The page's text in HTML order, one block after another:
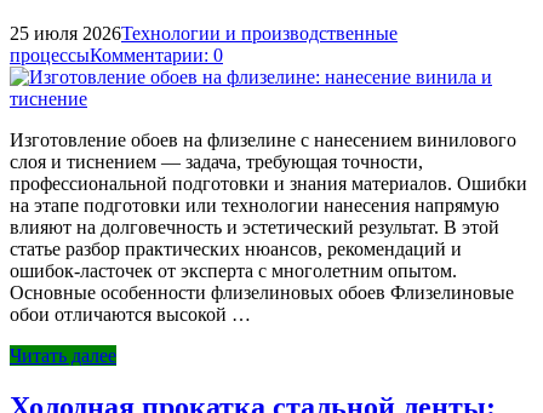
25 июля 2026Технологии и производственные
процессыКомментарии: 0
Изготовление обоев на флизелине с нанесением винилового
слоя и тиснением — задача, требующая точности,
профессиональной подготовки и знания материалов. Ошибки
на этапе подготовки или технологии нанесения напрямую
влияют на долговечность и эстетический результат. В этой
статье разбор практических нюансов, рекомендаций и
ошибок-ласточек от эксперта с многолетним опытом.
Основные особенности флизелиновых обоев Флизелиновые
обои отличаются высокой …
Читать далее